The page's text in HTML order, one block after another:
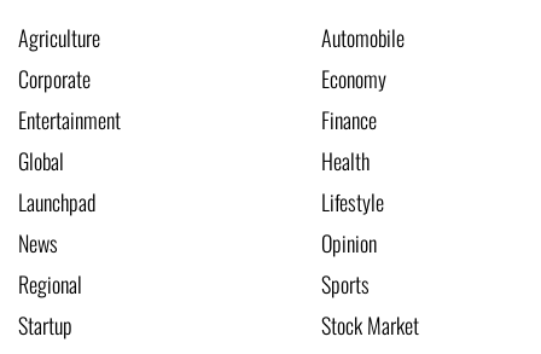
Agriculture
Automobile
Corporate
Economy
Entertainment
Finance
Global
Health
Launchpad
Lifestyle
News
Opinion
Regional
Sports
Startup
Stock Market